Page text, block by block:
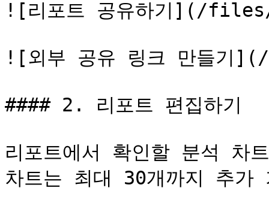
![리포트 공유하기](/files/
![외부 공유 링크 만들기](/
#### 2. 리포트 편집하기
리포트에서 확인할 분석 차
차트는 최대 30개까지 추가